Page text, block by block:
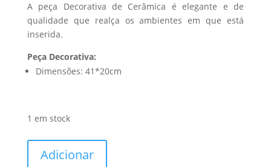
A peça Decorativa de Cerâmica é elegante e de
qualidade que realça os ambientes em que está
inserida.
Peça Decorativa:
Dimensões: 41*20cm
1 em stock
Adicionar